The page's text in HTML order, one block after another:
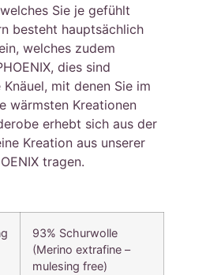
Sie je gefühlt
besteht hauptsächlich
welches zudem
dies sind
mit denen Sie im
wärmsten Kreationen
erhebt sich aus der
Kreation aus unserer
tragen.
93% Schurwolle
(Merino extrafine –
mulesing free)